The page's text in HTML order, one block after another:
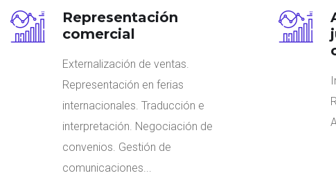
Representación
comercial
Externalización de ventas.
Representación en ferias
internacionales. Traducción e
interpretación. Negociación de
convenios. Gestión de
comunicaciones...